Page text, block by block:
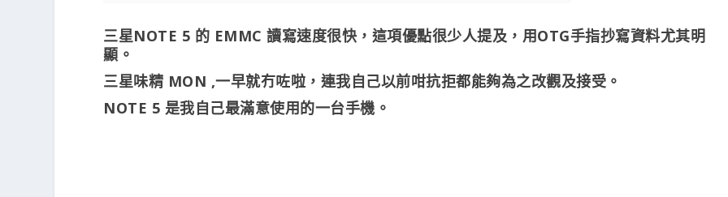
三星NOTE 5 的 EMMC 讀寫速度很快，這項優點很少人提及，用OTG手指抄寫資料尤其明
顯。
三星味精 MON ,一早就冇咗啦，連我自己以前咁抗拒都能夠為之改觀及接受。
NOTE 5 是我自己最滿意使用的一台手機。